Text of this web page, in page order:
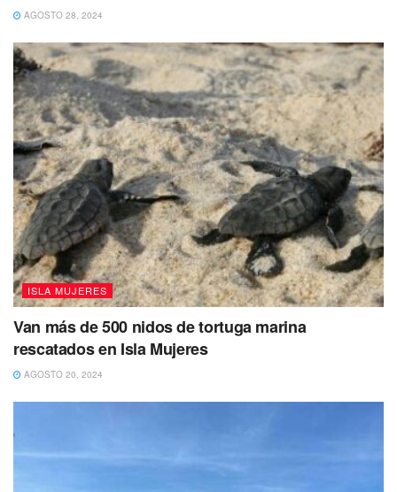
AGOSTO 28, 2024
ISLA MUJERES
Van más de 500 nidos de tortuga marina
rescatados en Isla Mujeres
AGOSTO 20, 2024